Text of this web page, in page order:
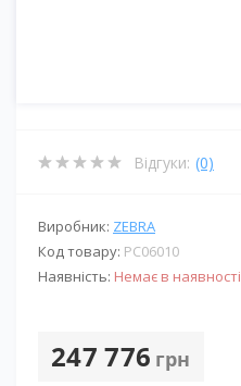
Відгуки: (0)
Виробник: ZEBRA
Код товару: PС06010
Наявність: Немає в наявності
247 776 грн